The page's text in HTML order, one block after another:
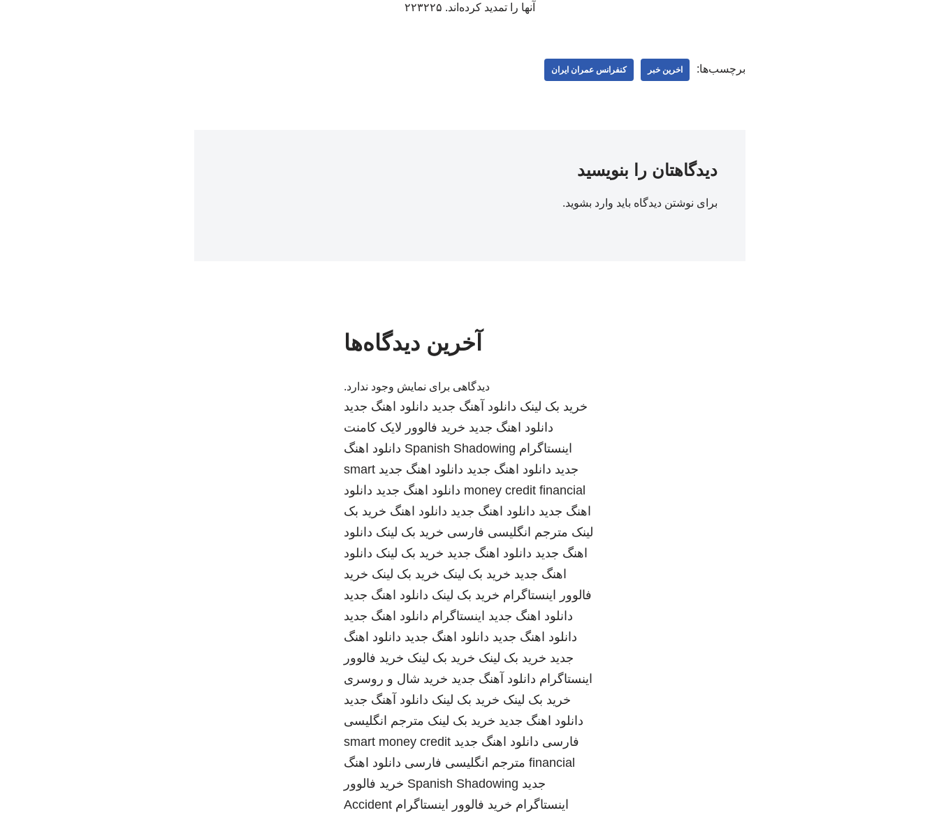
آنها را تمدید کرده‌اند. ۲۲۳۲۲۵
برچسب‌ها: اخرین خبر کنفرانس عمران ایران
دیدگاهتان را بنویسید
برای نوشتن دیدگاه باید وارد بشوید.
آخرین دیدگاه‌ها
دیدگاهی برای نمایش وجود ندارد.
خرید بک لینک دانلود آهنگ جدید دانلود اهنگ جدید
دانلود اهنگ جدید خرید فالوور لایک کامنت
اینستاگرام Spanish Shadowing دانلود اهنگ
جدید دانلود اهنگ جدید دانلود اهنگ جدید smart
money credit financial دانلود اهنگ جدید دانلود
اهنگ جدید دانلود اهنگ جدید دانلود اهنگ خرید بک
لینک مترجم انگلیسی فارسی خرید بک لینک دانلود
اهنگ جدید دانلود اهنگ جدید خرید بک لینک دانلود
اهنگ جدید خرید بک لینک خرید بک لینک خرید
فالوور اینستاگرام خرید بک لینک دانلود اهنگ جدید
دانلود اهنگ جدید اینستاگرام دانلود اهنگ جدید
دانلود اهنگ جدید دانلود اهنگ جدید دانلود اهنگ
جدید خرید بک لینک خرید بک لینک خرید فالوور
اینستاگرام دانلود آهنگ جدید خرید شال و روسری
خرید بک لینک خرید بک لینک دانلود آهنگ جدید
دانلود اهنگ جدید خرید بک لینک مترجم انگلیسی
فارسی دانلود اهنگ جدید smart money credit
financial مترجم انگلیسی فارسی دانلود اهنگ
جدید Spanish Shadowing خرید فالوور
اینستاگرام خرید فالوور اینستاگرام Accident